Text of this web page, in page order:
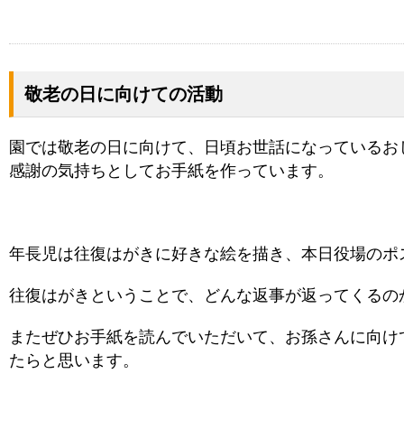
敬老の日に向けての活動
園では敬老の日に向けて、日頃お世話になっている
感謝の気持ちとしてお手紙を作っています。
年長児は往復はがきに好きな絵を描き、本日役場の
往復はがきということで、どんな返事が返ってくる
またぜひお手紙を読んでいただいて、お孫さんに向
たらと思います。